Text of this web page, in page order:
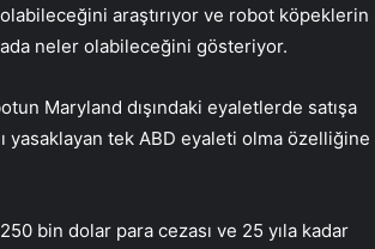
araştırıyor ve robot köpeklerin
neler olabileceğini gösteriyor.
Maryland dışındaki eyaletlerde satışa
yasaklayan tek ABD eyaleti olma özelliğine
bin dolar para cezası ve 25 yıla kadar